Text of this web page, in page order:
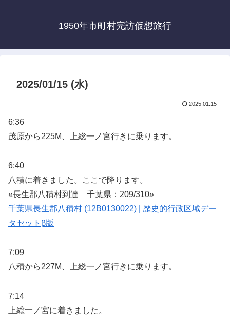
1950年市町村完訪仮想旅行
2025/01/15 (水)
2025.01.15
6:36
茂原から225M、上総一ノ宮行きに乗ります。
6:40
八積に着きました。ここで降ります。
«長生郡八積村到達 千葉県：209/310»
千葉県長生郡八積村 (12B0130022) | 歴史的行政区域デー
タセットβ版
7:09
八積から227M、上総一ノ宮行きに乗ります。
7:14
上総一ノ宮に着きました。